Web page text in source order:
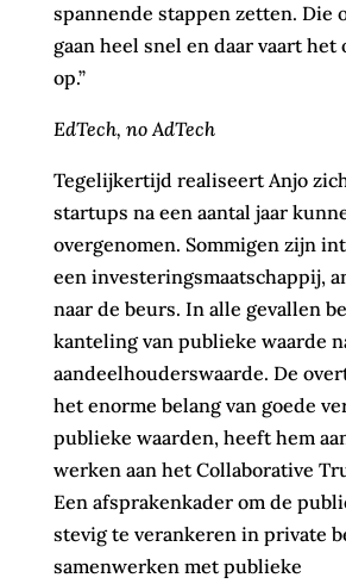
spannende stappen zetten. Die
gaan heel snel en daar vaart
op.”
EdTech, no AdTech
Tegelijkertijd realiseert Anjo
startups na een aantal jaar
overgenomen. Sommigen zijn
een investeringsmaatschappij,
naar de beurs. In alle gevallen
kanteling van publieke waarde
aandeelhouderswaarde. De
het enorme belang van goede
publieke waarden, heeft hem
werken aan het Collaborative
Een afsprakenkader om de
stevig te verankeren in private
samenwerken met publieke